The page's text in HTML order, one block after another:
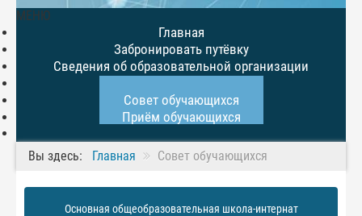
МЕНЮ
Главная
Забронировать путёвку
Сведения об образовательной организации
Совет обучающихся
Приём обучающихся
Вы здесь: Главная Совет обучающихся
Основная общеобразовательная школа-интернат